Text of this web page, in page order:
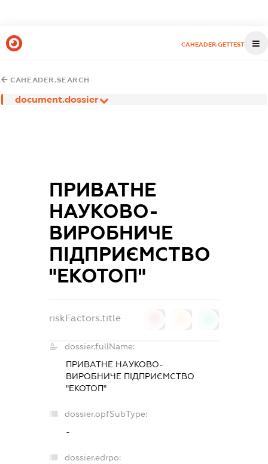
CAHEADER.GETTEST
CAHEADER.SEARCH
document.dossier
ПРИВАТНЕ
НАУКОВО-
ВИРОБНИЧЕ
ПІДПРИЄМСТВО
"ЕКОТОП"
riskFactors.title
dossier.fullName:
ПРИВАТНЕ НАУКОВО-
ВИРОБНИЧЕ ПІДПРИЄМСТВО
"ЕКОТОП"
dossier.opfSubType:
-
dossier.edrpo: